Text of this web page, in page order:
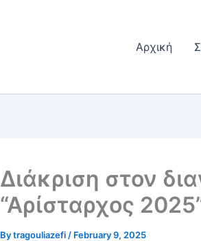
Αρχική
Διάκριση στον
“Αρίσταρχος
Bytragouliazefi / February 9, 2025